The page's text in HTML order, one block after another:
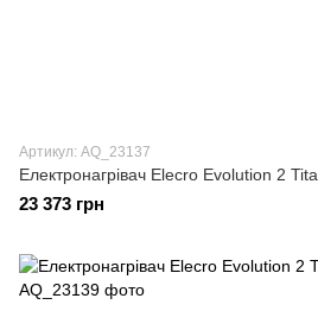
Артикул: AQ_23137
Електронагрівач Elecro Evolution 2
23 373 грн